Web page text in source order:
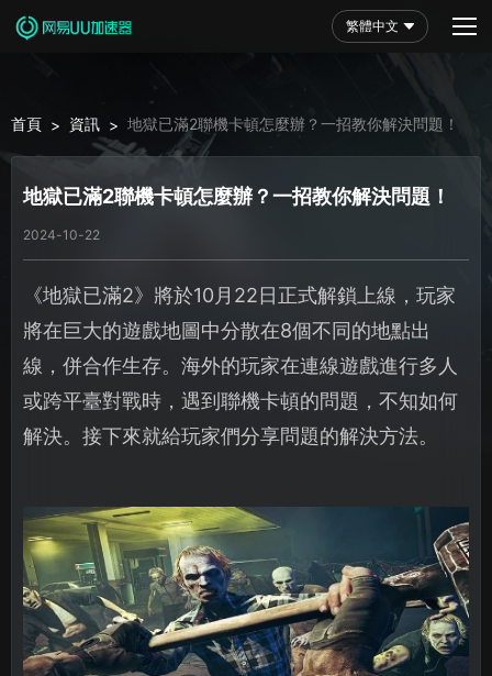
繁體中文
首頁 > 資訊 > 地獄已滿2聯機卡頓怎麼辦？一招教你解決問題！
地獄已滿2聯機卡頓怎麼辦？一招教你解決問題！
2024-10-22
《地獄已滿2》將於10月22日正式解鎖上線，玩家
將在巨大的遊戲地圖中分散在8個不同的地點出
線，併合作生存。海外的玩家在連線遊戲進行多人
或跨平臺對戰時，遇到聯機卡頓的問題，不知如何
解決。接下來就給玩家們分享問題的解決方法。